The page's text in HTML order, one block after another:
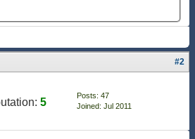
#2
5
Posts: 47
Joined: Jul 2011